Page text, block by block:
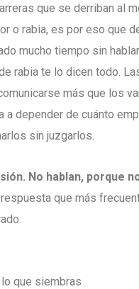
que se derriban al
o rabia, es por eso que
mucho tiempo sin
rabia te lo dicen todo.
más que los
a depender de cuánto
sin juzgarlos.
No hablan, porque
que más
que siembras